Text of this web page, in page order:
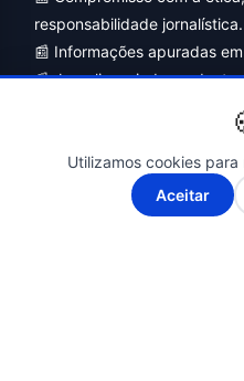
responsabilidade jornalística.
📰 Informações apuradas
📰 Jornalismo
público e no combate à
A-
Utilizamos cookies
Aceitar